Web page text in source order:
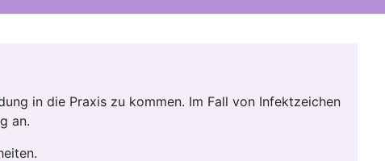
in die Praxis zu kommen. Im Fall von Infektzeichen
an.